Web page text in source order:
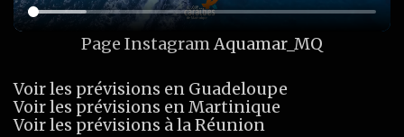
Page InstagramAquamar_MQ
Voir les prévisions en Guadeloupe
Voir les prévisions en Martinique
Voir les prévisions à la Réunion